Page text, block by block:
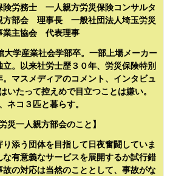
労務士 一人親方労災保険コンサルタ
方部会 理事長 一般社団法人埼玉労災
業主協会 代表理事
大学産業社会学部卒。一部上場メーカー
。以来社労士歴３０年、労災保険特別
マスメディアのコメント、インタビュ
いたって控えめで目立つことは嫌い。
ネコ３匹と暮らす。
災一人親方部会のこと】
添う団体を目指して日夜奮闘していま
有意義なサービスを展開するか試行錯
の対応は当然のこととして、事故がな